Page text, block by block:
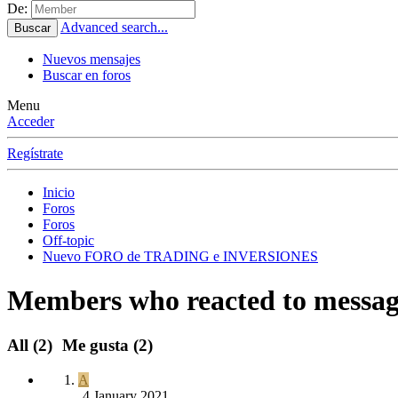
De:
Buscar Advanced search...
Nuevos mensajes
Buscar en foros
Menu
Acceder
Regístrate
Inicio
Foros
Foros
Off-topic
Nuevo FORO de TRADING e INVERSIONES
Members who reacted to
All (2) Me gusta (2)
A